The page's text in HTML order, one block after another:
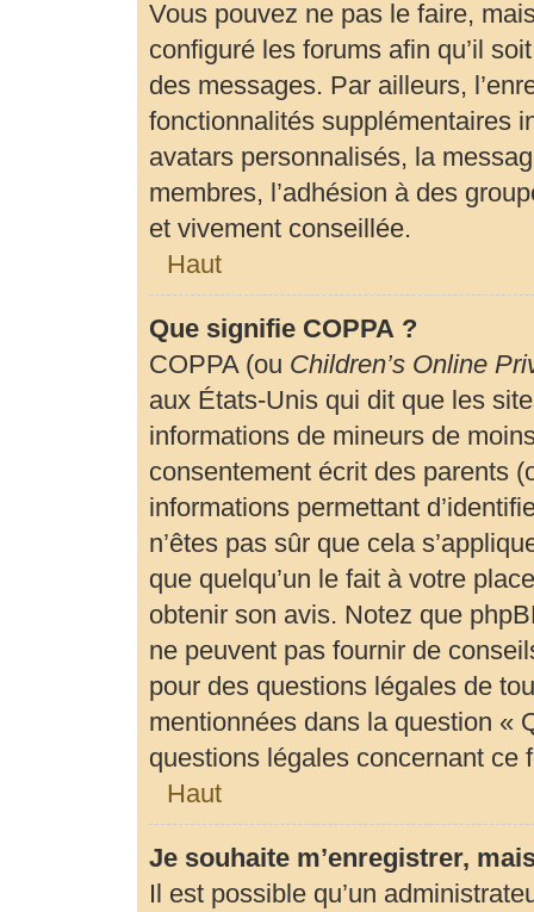
Vous pouvez ne pas le faire,
configuré les forums afin qu’il
des messages. Par ailleurs,
fonctionnalités supplémentaires
avatars personnalisés, la
membres, l’adhésion à des
et vivement conseillée.
Haut
Que signifie COPPA ?
COPPA (ou Children’s Online
aux États-Unis qui dit que les
informations de mineurs de
consentement écrit des parents
informations permettant
n’êtes pas sûr que cela
que quelqu’un le fait à votre
obtenir son avis. Notez que
ne peuvent pas fournir de
pour des questions légales de
mentionnées dans la question «
questions légales concernant ce
Haut
Je souhaite m’enregistrer,
Il est possible qu’un